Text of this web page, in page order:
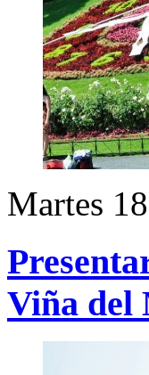
Martes
Viña del